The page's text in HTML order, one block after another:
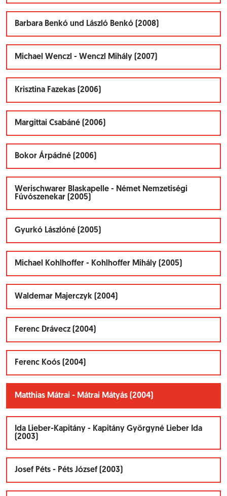
Barbara Benkó und László Benkó (2008)
Michael Wenczl - Wenczl Mihály (2007)
Krisztina Fazekas (2006)
Margittai Csabáné (2006)
Bokor Árpádné (2006)
Werischwarer Blaskapelle - Német Nemzetiségi
Fúvószenekar (2005)
Gyurkó Lászlóné (2005)
Michael Kohlhoffer - Kohlhoffer Mihály (2005)
Waldemar Majerczyk (2004)
Ferenc Drávecz (2004)
Ferenc Koós (2004)
Matthias Mátrai - Mátrai Mátyás (2004)
Ida Lieber-Kapitány - Kapitány Györgyné Lieber Ida
(2003)
Josef Péts - Péts József (2003)